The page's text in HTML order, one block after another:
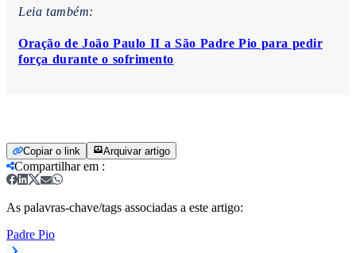
Leia também:
Oração de João Paulo II a São Padre Pio para pedir
força durante o sofrimento
Copiar o link Arquivar artigo
Compartilhar em :
As palavras-chave/tags associadas a este artigo:
Padre Pio